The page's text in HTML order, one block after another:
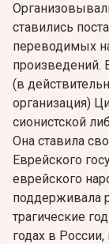
ставились
переводимых
произведений.
(в
организация)
сионистской
Она ставила
Еврейского
еврейского
поддерживала
трагические
годах в